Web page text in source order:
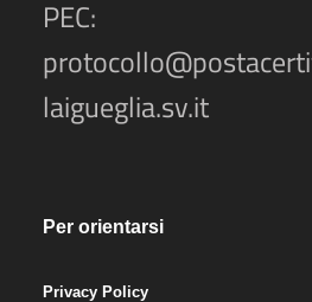
PEC:
laigueglia.sv.it
Per orientarsi
Privacy Policy